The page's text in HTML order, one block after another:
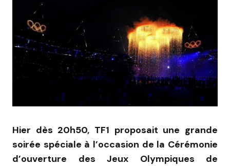
Hier dès 20h50, TF1 proposait une grande
soirée spéciale à l’occasion de la Cérémonie
d’ouverture des Jeux Olympiques de